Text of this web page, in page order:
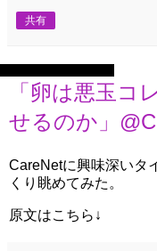
共有
「卵は悪玉コ
せるのか」
CareNetに興味深いタ
くり眺めてみた。
原文はこちら↓